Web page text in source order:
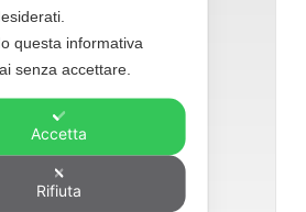
questa informativa
senza accettare.
Accetta
Rifiuta